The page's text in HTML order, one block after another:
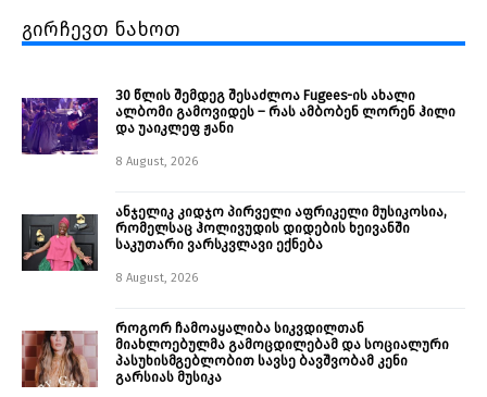
გირჩევთ ნახოთ
30 წლის შემდეგ შესაძლოა Fugees-ის ახალი
ალბომი გამოვიდეს – რას ამბობენ ლორენ ჰილი
და უაიკლეფ ჟანი
8 August, 2026
ანჯელიკ კიდჯო პირველი აფრიკელი მუსიკოსია,
რომელსაც ჰოლივუდის დიდების ხეივანში
საკუთარი ვარსკვლავი ექნება
8 August, 2026
როგორ ჩამოაყალიბა სიკვდილთან
მიახლოებულმა გამოცდილებამ და სოციალური
პასუხისმგებლობით სავსე ბავშვობამ კენი
გარსიას მუსიკა